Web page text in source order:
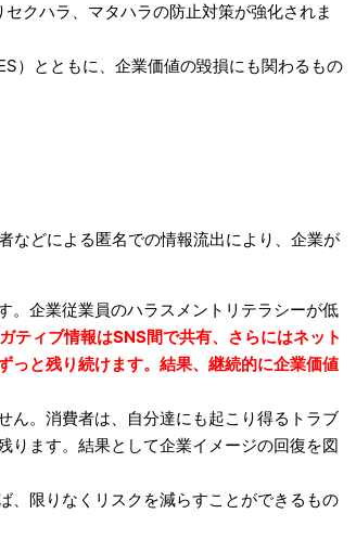
クハラ、マタハラの防止対策が強化されま
）とともに、企業価値の毀損にも関わるもの
などによる匿名での情報流出により、企業が
。企業従業員のハラスメントリテラシーが低
ティブ情報はSNS間で共有、さらにはネット
っと残り続けます。結果、継続的に企業価値
ん。消費者は、自分達にも起こり得るトラブ
ります。結果として企業イメージの回復を図
、限りなくリスクを減らすことができるもの